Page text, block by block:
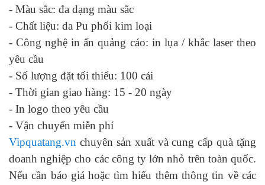
- Màu sắc: đa dạng màu sắc
- Chất liệu: da Pu phối kim loại
- Công nghệ in ấn quảng cáo: in lụa / khắc laser theo
yêu cầu
- Số lượng đặt tối thiểu: 100 cái
- Thời gian giao hàng: 1 5 - 20 ngày
- In logo theo yêu cầu
- Vận chuyển miễn phí
Vipquatang.vn chuyên sản xuất và cung cấp quà tặng
doanh nghiệp cho các công ty lớn nhỏ trên toàn quốc.
Nếu cần báo giá hoặc tìm hiểu thêm thông tin về các